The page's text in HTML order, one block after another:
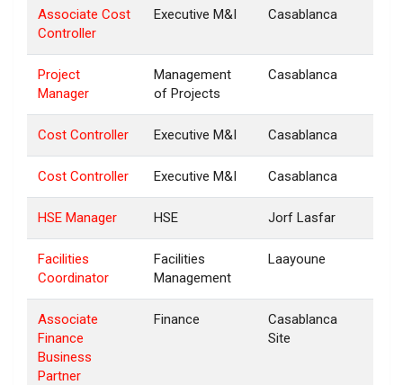
Associate Cost
Controller
Executive M&I Casablanca
Project
Manager
Management
of Projects
Casablanca
Cost Controller Executive M&I Casablanca
Cost Controller Executive M&I Casablanca
HSE Manager HSE Jorf Lasfar
Facilities
Coordinator
Facilities
Management
Laayoune
Associate
Finance
Business
Partner
Finance
Casablanca
Site